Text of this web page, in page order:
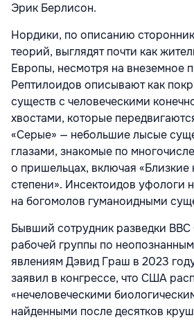
Эрик Берлисон.
Нордики, по описанию
теорий, выглядят почти как
Европы, несмотря на внеземное
Рептилоидов описывают как
существ с человеческими
хвостами, которые
«Серые» — небольшие лысые
глазами, знакомые по
о пришельцах, включая «Близкие
степени». Инсектоидов уфологи
на богомолов гуманоидными
Бывший сотрудник разведки
рабочей группы по
явлениям Дэвид Граш в 2023
заявил в конгрессе, что США
«нечеловеческими
найденными после десятков